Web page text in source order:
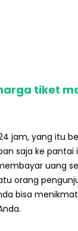
tiket
jam, yang itu
saja ke pantai
uang
orang
bisa